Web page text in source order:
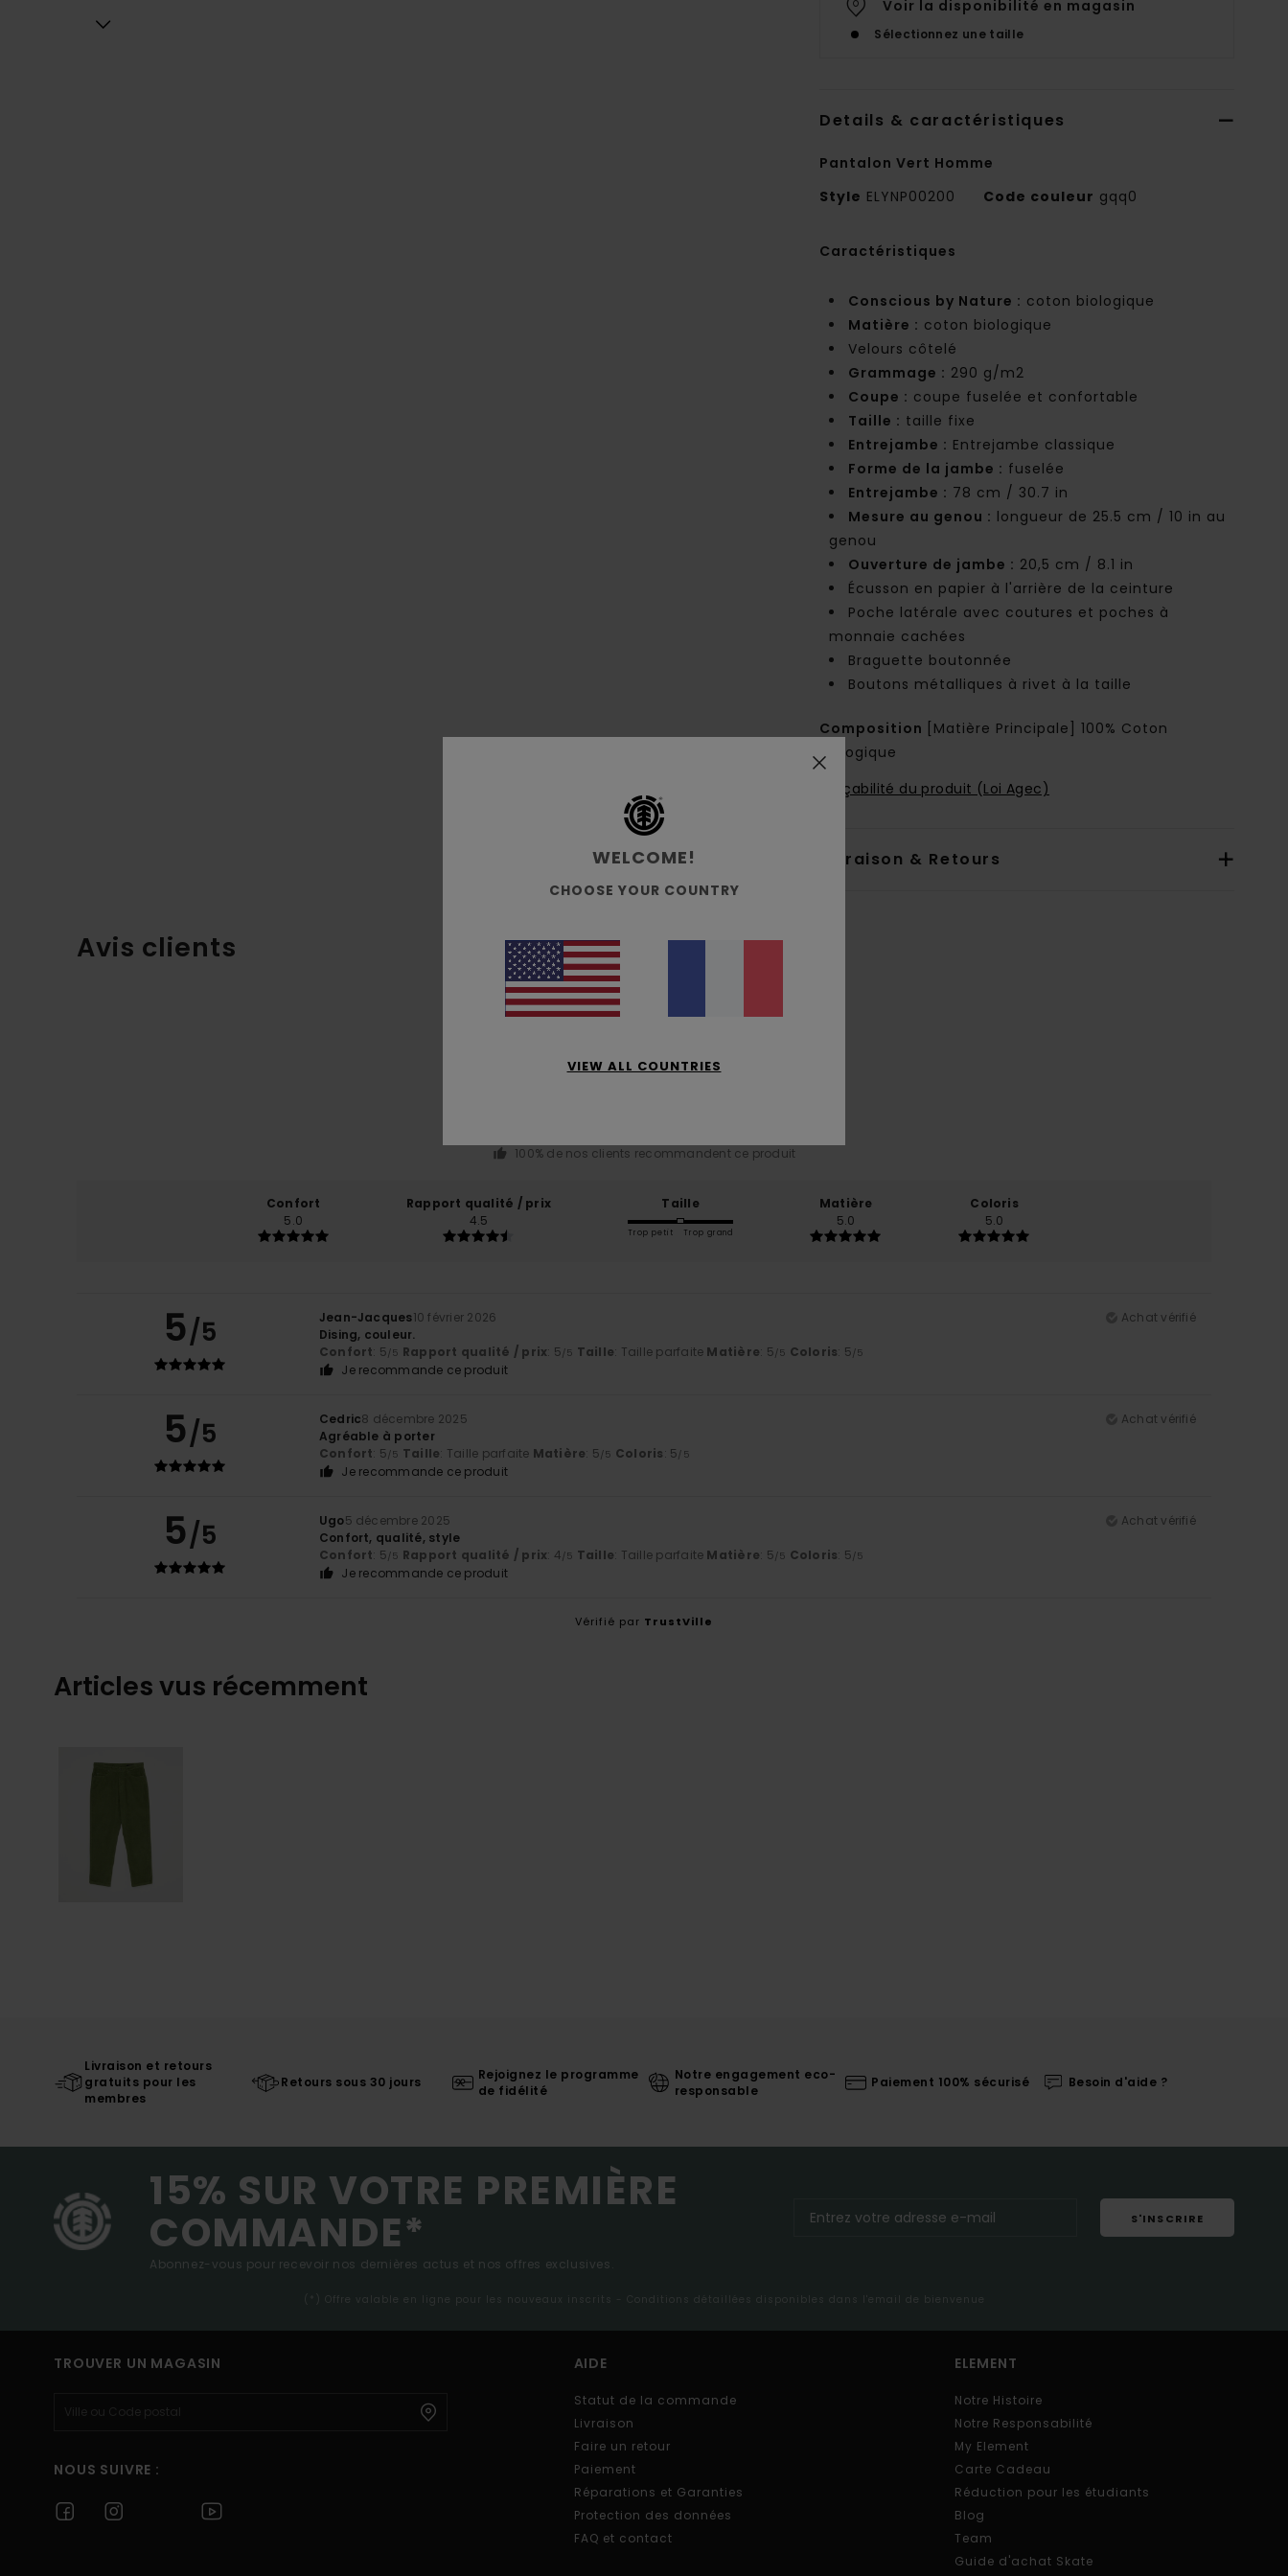
Voir la disponibilité en magasin
Sélectionnez une taille
Details & caractéristiques
Pantalon Vert Homme
Style ELYNP00200 Code couleur gqq0
Caractéristiques
Conscious by Nature : coton biologique
Matière : coton biologique
Velours côtelé
Grammage : 290 g/m2
Coupe : coupe fuselée et confortable
Taille : taille fixe
Entrejambe : Entrejambe classique
Forme de la jambe : fuselée
Entrejambe : 78 cm / 30.7 in
Mesure au genou : longueur de 25.5 cm / 10 in au
genou
Ouverture de jambe : 20,5 cm / 8.1 in
Écusson en papier à l'arrière de la ceinture
Poche latérale avec coutures et poches à
monnaie cachées
Braguette boutonnée
Boutons métalliques à rivet à la taille
Composition
[Matière Principale] 100% Coton
Biologique
Traçabilité du produit (Loi Agec)
Livraison & Retours
Avis clients
Note moyenne
5.0/5
100% de nos clients recommandent ce produit
Confort
5.0
Rapport qualité / prix
4.5
Taille
Trop petit Trop grand
Matière
5.0
Coloris
5.0
5/5 Jean-Jacques10 février 2026
Achat vérifié
Dising, couleur.
Confort: 5/5 Rapport qualité / prix: 5/5 Taille: Taille parfaite Matière: 5/5 Coloris: 5/5
Je recommande ce produit
5/5 Cedric8 décembre 2025
Achat vérifié
Agréable à porter
Confort: 5/5 Taille: Taille parfaite Matière: 5/5 Coloris: 5/5
Je recommande ce produit
5/5 Ugo5 décembre 2025
Achat vérifié
Confort, qualité, style
Confort: 5/5 Rapport qualité / prix: 4/5 Taille: Taille parfaite Matière: 5/5 Coloris: 5/5
Je recommande ce produit
Vérifié par TrustVille
Articles vus récemment
Livraison et retours
gratuits pour les
membres
Retours sous 30 jours
Rejoignez le programme
de fidélité
Notre engagement eco-
responsable
Paiement 100% sécurisé Besoin d'aide ?
15% SUR VOTRE PREMIÈRE
COMMANDE*
Abonnez-vous pour recevoir nos dernières actus et nos offres exclusives.
S'INSCRIRE
(*) Offre valable en ligne pour les nouveaux inscrits - Conditions détaillées disponibles dans l'email de bienvenue
TROUVER UN MAGASIN
NOUS SUIVRE :
AIDE
Statut de la commande
Livraison
Faire un retour
Paiement
Réparations et Garanties
Protection des données
FAQ et contact
ELEMENT
Notre Histoire
Notre Responsabilité
My Element
Carte Cadeau
Réduction pour les étudiants
Blog
Team
Guide d'achat Skate
WELCOME!
CHOOSE YOUR COUNTRY
VIEW ALL COUNTRIES